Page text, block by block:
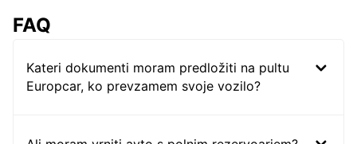
FAQ
Kateri dokumenti moram predložiti na pultu
Europcar, ko prevzamem svoje vozilo?